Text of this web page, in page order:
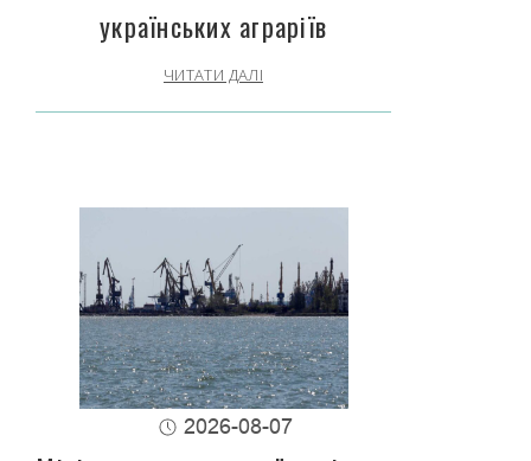
українських аграріїв
ЧИТАТИ ДАЛІ
2026-08-07